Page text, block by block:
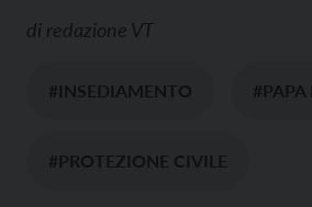
di redazione VT
#INSEDIAMENTO #PAPA
#PROTEZIONE CIVILE